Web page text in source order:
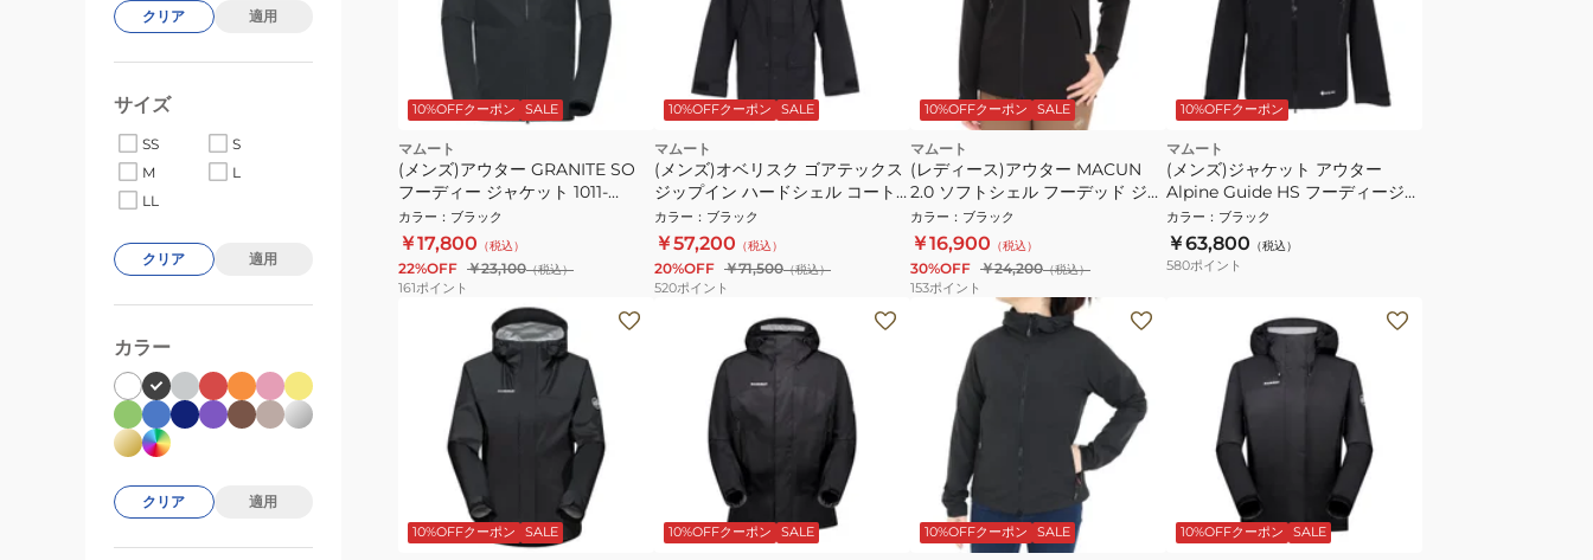
10%OFFクーポン SALE
マムート
(メンズ)アウター GRANITE SO
フーディー ジャケット 1011-
00323-0001
カラー ： ブラック
￥17,800 （税込）
22%OFF ￥23,100（税込）
161ポイント
10%OFFクーポン SALE
マムート
(メンズ)オベリスク ゴアテックス
ジップイン ハードシェル コート
アジアンフィット 1010-31670-
0001
カラー ： ブラック
￥57,200 （税込）
20%OFF ￥71,500（税込）
520ポイント
10%OFFクーポン SALE
マムート
(レディース)アウター MACUN
2.0 ソフトシェル フーデッド ジャ
ケット AF 1011-00802-0001 ブラ
ック
カラー ： ブラック
￥16,900 （税込）
30%OFF ￥24,200（税込）
153ポイント
10%OFFクーポン
マムート
(メンズ)ジャケット アウター
Alpine Guide HS フーディージャ
ケット AF Men Classic 105284-
0001
カラー ： ブラック
￥63,800 （税込）
580ポイント
10%OFFクーポン SALE 10%OFFクーポン SALE 10%OFFクーポン SALE 10%OFFクーポン SALE
クリア 適用
サイズ
SS
S
M
L
LL
クリア 適用
カラー
クリア 適用